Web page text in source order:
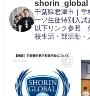
shorin_global
千葉県君津市｜
ーツ生徒特別入
以下リンク参照
校生活・部活動・